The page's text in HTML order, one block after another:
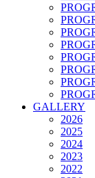
GALLERY
2026
2025
2024
2023
2022